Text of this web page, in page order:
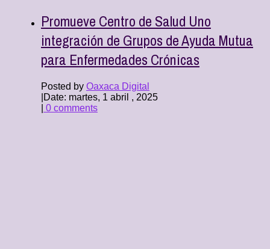
Promueve Centro de Salud Uno
integración de Grupos de Ayuda Mutua
para Enfermedades Crónicas
Posted by Oaxaca Digital
Date: martes, 1 abril , 2025
0 comments